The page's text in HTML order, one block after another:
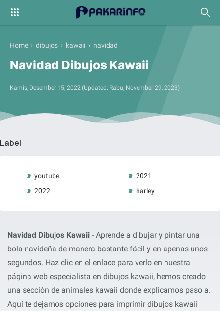
Label
youtube
2021
2022
harley
Home › dibujos › kawaii › navidad
Navidad Dibujos Kawaii
Kamis, Desember 15, 2022 (Updated: Rabu, November 29, 2023)
Navidad Dibujos Kawaii - Aprende a dibujar y pintar una
bola navideña de manera bastante fácil y en apenas unos
segundos. Haz clic en el enlace para verlo en nuestra
página web especialista en dibujos kawaii, hemos creado
una sección de animales kawaii donde explicamos paso a.
Aquí te dejamos opciones para imprimir dibujos kawaii